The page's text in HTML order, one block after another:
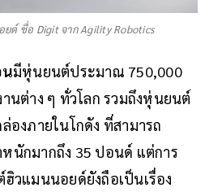
ด์ ชื่อ Digit จาก Agility Robotics
นมีหุ่นยนต์ประมาณ 750,000
านต่าง ๆ ทั่วโลก รวมถึงหุ่นยนต์
องภายในโกดัง ที่สามารถ
นักมากถึง 35 ปอนด์ แต่การ
วแมนนอยด์ยังถือเป็นเรื่อง